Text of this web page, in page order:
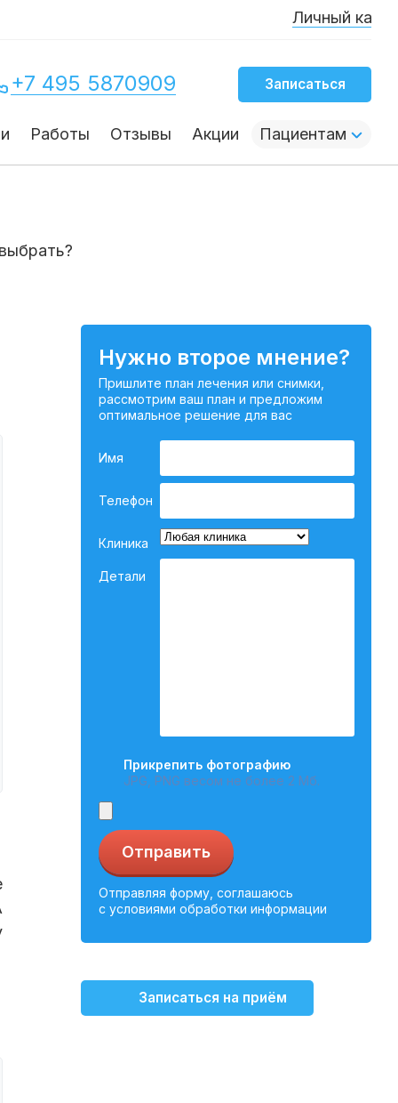
Личный канал
+7 495 5870909 Записаться
Работы Отзывы Акции Пациентам
Нужно второе мнение?
Пришлите план лечения или снимки,
рассмотрим ваш план и предложим
оптимальное решение для вас
Имя
Телефон
Клиника
Детали
Прикрепить фотографию
JPG, PNG весом не более 2 Мб.
Отправить
Отправляя форму, соглашаюсь
с условиями обработки информации
Записаться на приём